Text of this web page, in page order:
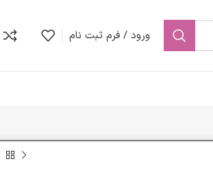
ورود / فرم ثبت نام